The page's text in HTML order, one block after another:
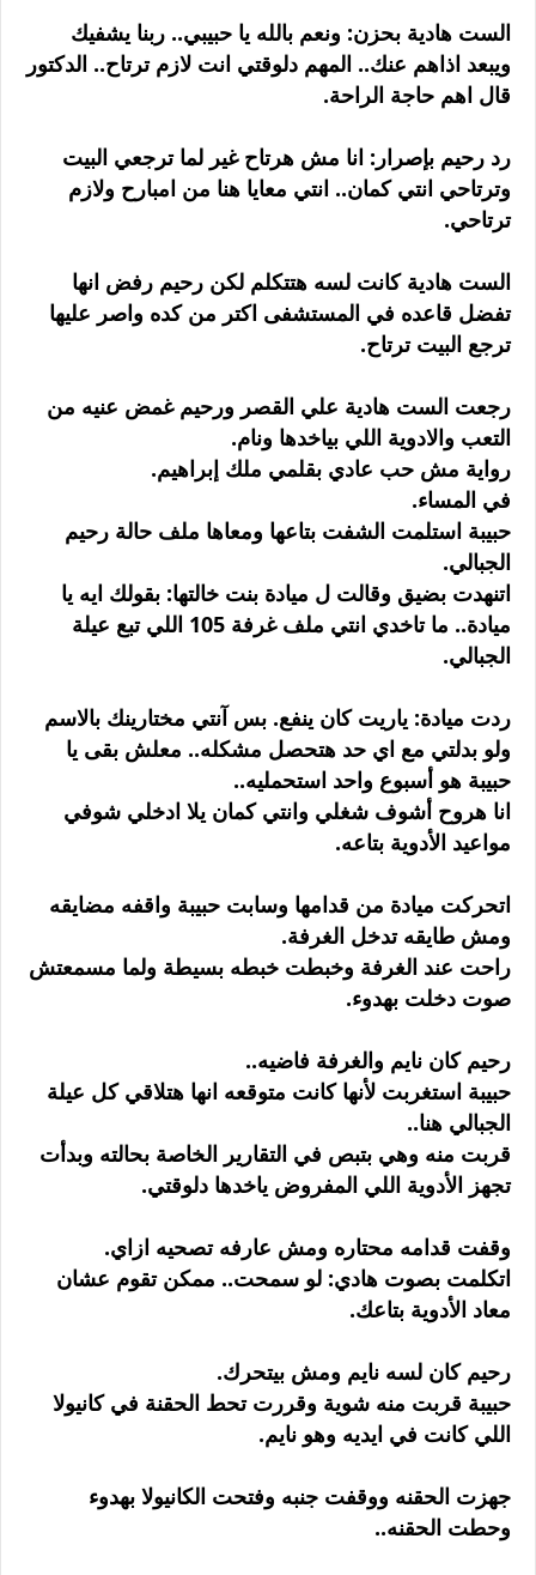
الست هادية بحزن: ونعم بالله يا حبيبي.. ربنا يشفيك
ويبعد اذاهم عنك.. المهم دلوقتي انت لازم ترتاح.. الدكتور
قال اهم حاجة الراحة.
رد رحيم بإصرار: انا مش هرتاح غير لما ترجعي البيت
وترتاحي انتي كمان.. انتي معايا هنا من امبارح ولازم
ترتاحي.
الست هادية كانت لسه هتتكلم لكن رحيم رفض انها
تفضل قاعده في المستشفى اكتر من كده واصر عليها
ترجع البيت ترتاح.
رجعت الست هادية علي القصر ورحيم غمض عنيه من
التعب والادوية اللي بياخدها ونام.
رواية مش حب عادي بقلمي ملك إبراهيم.
في المساء.
حبيبة استلمت الشفت بتاعها ومعاها ملف حالة رحيم
الجبالي.
اتنهدت بضيق وقالت ل ميادة بنت خالتها: بقولك ايه يا
ميادة.. ما تاخدي انتي ملف غرفة 105 اللي تبع عيلة
الجبالي.
ردت ميادة: ياريت كان ينفع. بس آنتي مختارينك بالاسم
ولو بدلتي مع اي حد هتحصل مشكله.. معلش بقى يا
حبيبة هو أسبوع واحد استحمليه..
انا هروح أشوف شغلي وانتي كمان يلا ادخلي شوفي
مواعيد الأدوية بتاعه.
اتحركت ميادة من قدامها وسابت حبيبة واقفه مضايقه
ومش طايقه تدخل الغرفة.
راحت عند الغرفة وخبطت خبطه بسيطة ولما مسمعتش
صوت دخلت بهدوء.
رحيم كان نايم والغرفة فاضيه..
حبيبة استغربت لأنها كانت متوقعه انها هتلاقي كل عيلة
الجبالي هنا..
قربت منه وهي بتبص في التقارير الخاصة بحالته وبدأت
تجهز الأدوية اللي المفروض ياخدها دلوقتي.
وقفت قدامه محتاره ومش عارفه تصحيه ازاي.
اتكلمت بصوت هادي: لو سمحت.. ممكن تقوم عشان
معاد الأدوية بتاعك.
رحيم كان لسه نايم ومش بيتحرك.
حبيبة قربت منه شوية وقررت تحط الحقنة في كانيولا
اللي كانت في ايديه وهو نايم.
جهزت الحقنه ووقفت جنبه وفتحت الكانيولا بهدوء
وحطت الحقنه..